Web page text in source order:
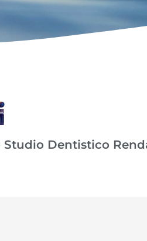
Dentistico